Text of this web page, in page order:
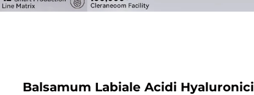
Balsamum Labiale Acidi Hyaluronici